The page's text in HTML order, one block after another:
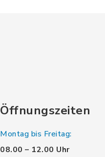
Öffnungszeiten
Montag bis Freitag:
08.00 – 12.00 Uhr